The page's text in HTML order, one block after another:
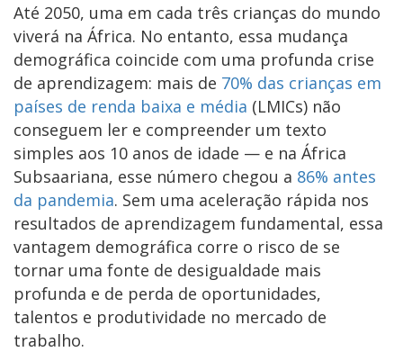
Até 2050, uma em cada três crianças do mundo
viverá na África. No entanto, essa mudança
demográfica coincide com uma profunda crise
de aprendizagem: mais de 70% das crianças em
países de renda baixa e média (LMICs) não
conseguem ler e compreender um texto
simples aos 10 anos de idade — e na África
Subsaariana, esse número chegou a 86% antes
da pandemia. Sem uma aceleração rápida nos
resultados de aprendizagem fundamental, essa
vantagem demográfica corre o risco de se
tornar uma fonte de desigualdade mais
profunda e de perda de oportunidades,
talentos e produtividade no mercado de
trabalho.